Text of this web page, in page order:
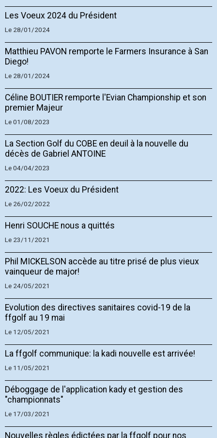
Les Voeux 2024 du Président
Le 28/01/2024
Matthieu PAVON remporte le Farmers Insurance à San
Diego!
Le 28/01/2024
Céline BOUTIER remporte l'Evian Championship et son
premier Majeur
Le 01/08/2023
La Section Golf du COBE en deuil à la nouvelle du
décès de Gabriel ANTOINE
Le 04/04/2023
2022: Les Voeux du Président
Le 26/02/2022
Henri SOUCHE nous a quittés
Le 23/11/2021
Phil MICKELSON accède au titre prisé de plus vieux
vainqueur de major!
Le 24/05/2021
Evolution des directives sanitaires covid-19 de la
ffgolf au 19 mai
Le 12/05/2021
La ffgolf communique: la kadi nouvelle est arrivée!
Le 11/05/2021
Déboggage de l'application kady et gestion des
"championnats"
Le 17/03/2021
Nouvelles règles édictées par la ffgolf pour nos